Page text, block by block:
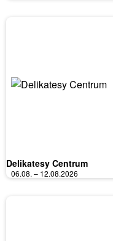
Delikatesy Centrum
06.08. – 12.08.2026